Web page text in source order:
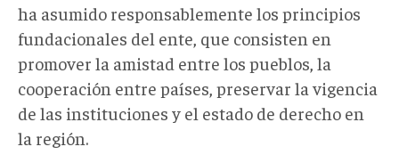
ha asumido responsablemente los principios
fundacionales del ente, que consisten en
promover la amistad entre los pueblos, la
cooperación entre países, preservar la vigencia
de las instituciones y el estado de derecho en
la región.